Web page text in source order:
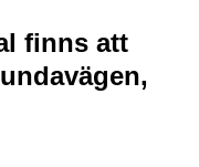
finns att